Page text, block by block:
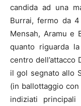
candida ad una
Burrai, fermo da
Mensah, Aramu e
quanto riguarda
centro dell’attacco
il gol segnato allo
(in ballottaggio
indiziati